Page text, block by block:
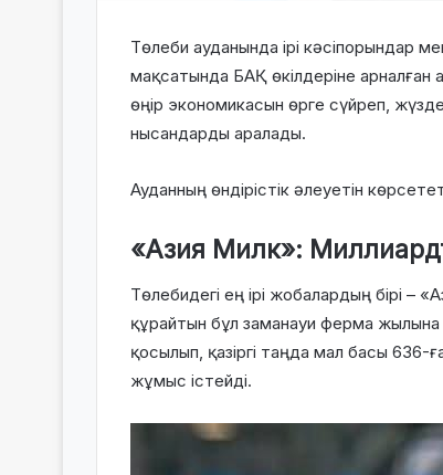
Төлеби ауданында ірі
мақсатында БАҚ өкілдеріне
өңір экономикасын өрге сүйреп,
нысандарды аралады.
Ауданның өндірістік әлеуетін
«Азия Милк»:
Төлебидегі ең ірі жобалардың бірі –
құрайтын бұл заманауи ферма жылына
қосылып, қазіргі таңда мал басы
жұмыс істейді.